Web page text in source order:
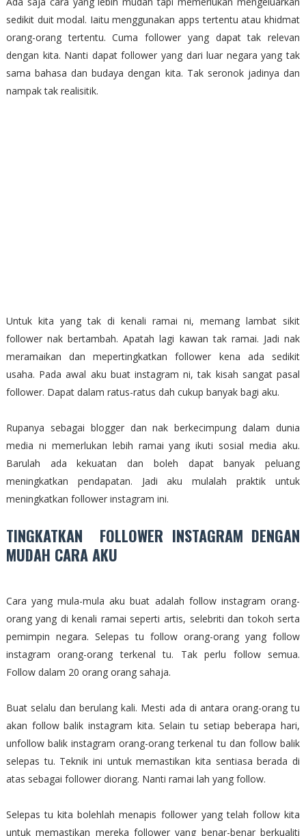
sedikit duit modal. Iaitu menggunakan apps tertentu atau khidmat
orang-orang tertentu. Cuma follower yang dapat tak relevan
dengan kita. Nanti dapat follower yang dari luar negara yang tak
sama bahasa dan budaya dengan kita. Tak seronok jadinya dan
nampak tak realisitik.
Untuk kita yang tak di kenali ramai ni, memang lambat sikit
follower nak bertambah. Apatah lagi kawan tak ramai. Jadi nak
meramaikan dan mepertingkatkan follower kena ada sedikit
usaha. Pada awal aku buat instagram ni, tak kisah sangat pasal
follower. Dapat dalam ratus-ratus dah cukup banyak bagi aku.
Rupanya sebagai blogger dan nak berkecimpung dalam dunia
media ni memerlukan lebih ramai yang ikuti sosial media aku.
Barulah ada kekuatan dan boleh dapat banyak peluang
meningkatkan pendapatan. Jadi aku mulalah praktik untuk
meningkatkan follower instagram ini.
TINGKATKAN FOLLOWER INSTAGRAM DENGAN
MUDAH CARA AKU
Cara yang mula-mula aku buat adalah follow instagram orang-
orang yang di kenali ramai seperti artis, selebriti dan tokoh serta
pemimpin negara. Selepas tu follow orang-orang yang follow
instagram orang-orang terkenal tu. Tak perlu follow semua.
Follow dalam 20 orang orang sahaja.
Buat selalu dan berulang kali. Mesti ada di antara orang-orang tu
akan follow balik instagram kita. Selain tu setiap beberapa hari,
unfollow balik instagram orang-orang terkenal tu dan follow balik
selepas tu. Teknik ini untuk memastikan kita sentiasa berada di
atas sebagai follower diorang. Nanti ramai lah yang follow.
Selepas tu kita bolehlah menapis follower yang telah follow kita
untuk memastikan mereka follower yang benar-benar berkualiti